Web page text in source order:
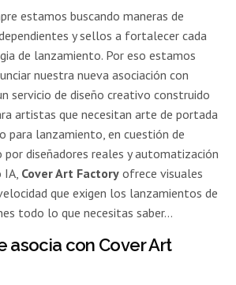
estamos buscando maneras de
y sellos a fortalecer cada
de lanzamiento. Por eso estamos
nuestra nueva asociación con
servicio de diseño creativo construido
artistas que necesitan arte de portada
para lanzamiento, en cuestión de
diseñadores reales y automatización
IA, Cover Art Factory ofrece visuales
que exigen los lanzamientos de
todo lo que necesitas saber…
asocia con Cover Art